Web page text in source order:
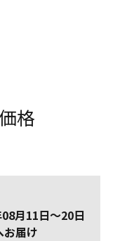
格
月11日～20日
お届け